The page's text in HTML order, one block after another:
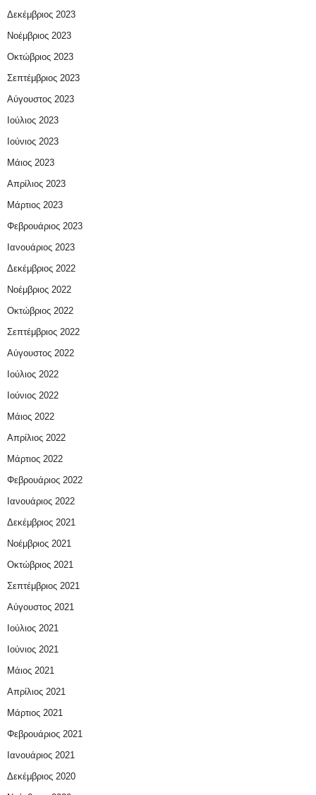
Δεκέμβριος 2023
Νοέμβριος 2023
Οκτώβριος 2023
Σεπτέμβριος 2023
Αύγουστος 2023
Ιούλιος 2023
Ιούνιος 2023
Μάιος 2023
Απρίλιος 2023
Μάρτιος 2023
Φεβρουάριος 2023
Ιανουάριος 2023
Δεκέμβριος 2022
Νοέμβριος 2022
Οκτώβριος 2022
Σεπτέμβριος 2022
Αύγουστος 2022
Ιούλιος 2022
Ιούνιος 2022
Μάιος 2022
Απρίλιος 2022
Μάρτιος 2022
Φεβρουάριος 2022
Ιανουάριος 2022
Δεκέμβριος 2021
Νοέμβριος 2021
Οκτώβριος 2021
Σεπτέμβριος 2021
Αύγουστος 2021
Ιούλιος 2021
Ιούνιος 2021
Μάιος 2021
Απρίλιος 2021
Μάρτιος 2021
Φεβρουάριος 2021
Ιανουάριος 2021
Δεκέμβριος 2020